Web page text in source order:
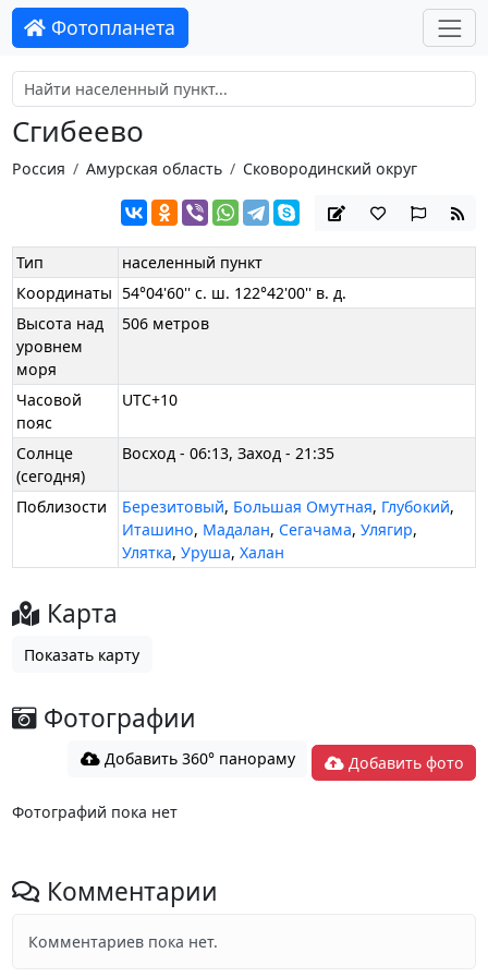
Фотопланета
Сгибеево
Россия Амурская область Сковородинский округ
Тип
населенный пункт
Координаты 54°04'60'' с. ш. 122°42'00'' в. д.
Высота над
уровнем
моря
506 метров
Часовой
пояс
UTC+10
Солнце
(сегодня)
Восход - 06:13, Заход - 21:35
Поблизости Березитовый, Большая Омутная, Глубокий,
Иташино, Мадалан, Сегачама,Улягир,
Улятка,Уруша,Халан
Карта
Показать карту
Фотографии
Добавить 360° панораму Добавить фото
Фотографий пока нет
Комментарии
Комментариев пока нет.